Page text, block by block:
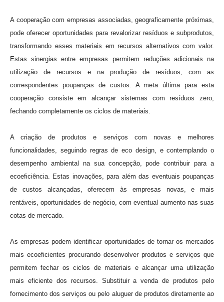
A cooperação com empresas associadas, geograficamente próximas,
pode oferecer oportunidades para revalorizar resíduos e subprodutos,
transformando esses materiais em recursos alternativos com valor.
Estas sinergias entre empresas permitem reduções adicionais na
utilização de recursos e na produção de resíduos, com as
correspondentes poupanças de custos. A meta última para esta
cooperação consiste em alcançar sistemas com resíduos zero,
fechando completamente os ciclos de materiais.
A criação de produtos e serviços com novas e melhores
funcionalidades, seguindo regras de eco design, e contemplando o
desempenho ambiental na sua concepção, pode contribuir para a
ecoeficiência. Estas inovações, para além das eventuais poupanças
de custos alcançadas, oferecem às empresas novas, e mais
rentáveis, oportunidades de negócio, com eventual aumento nas suas
cotas de mercado.
As empresas podem identificar oportunidades de tornar os mercados
mais ecoeficientes procurando desenvolver produtos e serviços que
permitem fechar os ciclos de materiais e alcançar uma utilização
mais eficiente dos recursos. Substituir a venda de produtos pelo
fornecimento dos serviços ou pelo aluguer de produtos diretamente ao